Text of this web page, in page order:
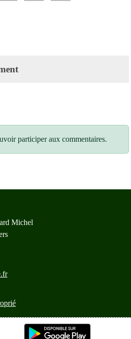
participer aux commentaires.
Michel